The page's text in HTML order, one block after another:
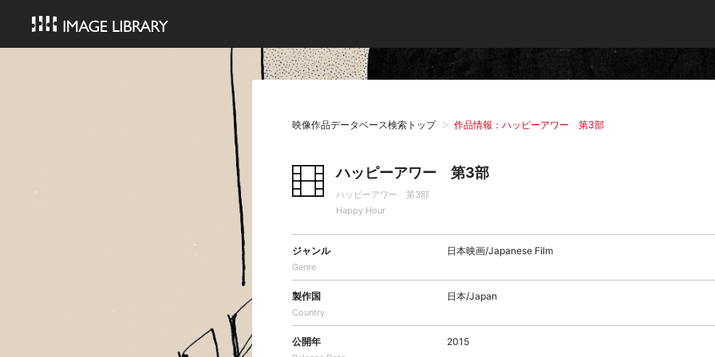
映像作品データベース検索トップ 作品情報：ハッピーアワー 第3部
ハッピーアワー 第3部
ハッピーアワー 第3部
Happy Hour
ジャンル
Genre
日本映画/Japanese Film
製作国
Country
日本/Japan
公開年 2015